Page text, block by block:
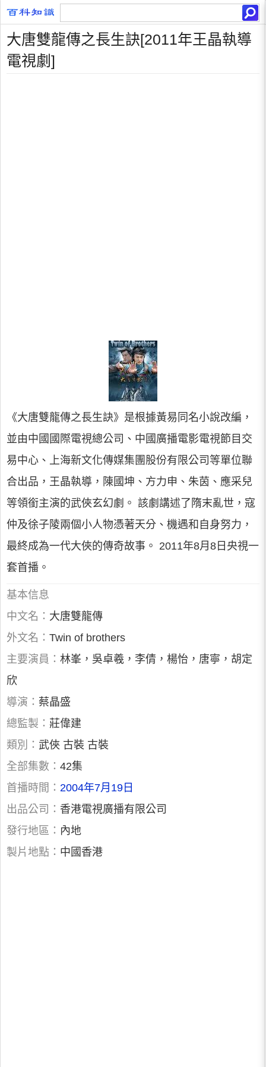
大唐雙龍傳之長生訣[2011年王晶執導
電視劇]
《大唐雙龍傳之長生訣》是根據黃易同名小說改編，
並由中國國際電視總公司、中國廣播電影電視節目交
易中心、上海新文化傳媒集團股份有限公司等單位聯
合出品，王晶執導，陳國坤、方力申、朱茵、應采兒
等領銜主演的武俠玄幻劇。 該劇講述了隋末亂世，寇
仲及徐子陵兩個小人物憑著天分、機遇和自身努力，
最終成為一代大俠的傳奇故事。 2011年8月8日央視一
套首播。
基本信息
中文名： 大唐雙龍傳
外文名： Twin of brothers
主要演員： 林峯，吳卓羲，李倩，楊怡，唐寧，胡定
欣
導演： 蔡晶盛
總監製： 莊偉建
類別： 武俠 古裝 古裝
全部集數： 42集
首播時間： 2004年7月19日
出品公司： 香港電視廣播有限公司
發行地區： 內地
製片地點： 中國香港